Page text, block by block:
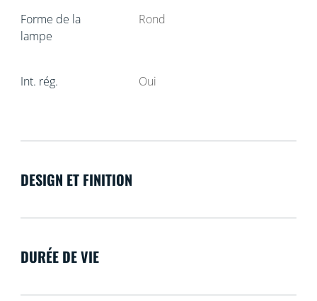
Forme de la
lampe
Rond
Int. rég. Oui
DESIGN ET FINITION
DURÉE DE VIE